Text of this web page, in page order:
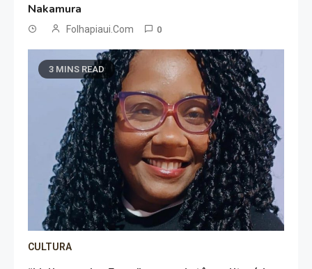
Nakamura
Folhapiaui.com 0
3 MINS READ
CULTURA